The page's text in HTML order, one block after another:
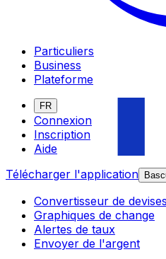
Particuliers
Business
Plateforme
FR
Connexion
Inscription
Aide
Télécharger l'application
Convertisseur de devises
Graphiques de change
Alertes de taux
Envoyer de l'argent